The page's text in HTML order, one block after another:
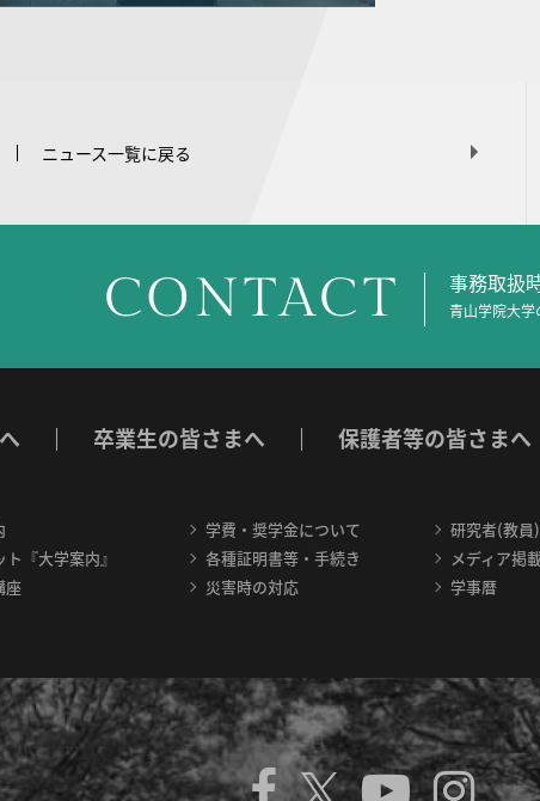
ニュース一覧に戻る
CONTACT 事務取扱
青山学院大
卒業生の皆さまへ 保護者等の皆さまへ
『大学案内』
座
学費・奨学金について
各種証明書等・手続き
災害時の対応
研究者(教員
メディア掲
学事暦